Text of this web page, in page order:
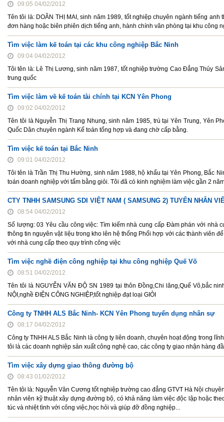
09:05 04/02/2012
Tên tôi là: DOÃN THỊ MAI, sinh năm 1989, tốt nghiệp chuyên ngành tiếng
đơn hàng hoặc biên phiên dịch tiếng anh, hành chính văn phòng tại khu công
Tìm việc làm kế toán tại các khu công nghiệp Bắc Ninh
09:04 04/02/2012
Tôi tên là: Lê Thị Lương, sinh năm 1987, tốt nghiệp trường Cao Đẳng Thủy
trung quốc
Tìm việc làm về kế toán tài chính tại KCN Yên Phong
09:02 04/02/2012
Tên tôi là Nguyễn Thị Trang Nhung, sinh năm 1985, trú tại Yên Trung, Yên
Quốc Dân chuyên ngành Kế toán tổng hợp và đang chờ cấp bằng.
Tìm việc kế toán tại Bắc Ninh
09:01 04/02/2012
Tôi tên là Trần Thị Thu Hường, sinh năm 1988, hộ khẩu tại Yên Phong, Bắc
toán doanh nghiệp với tấm bằng giỏi. Tôi đã có kinh nghiệm làm việc gần 2
CTY TNHH SAMSUNG SDI VIỆT NAM ( SAMSUNG 2) TUYỂN NHÂN
08:54 04/02/2012
Số lượng: 03 Yêu cầu công việc: Tìm kiếm nhà cung cấp Đàm phán với nhà
thông tin nguyên vật liệu trong kho lên hệ thống Phối hợp với các thành viên
với nhà cung cấp theo quy trình công việc
Tìm việc nghề điện công nghiệp tại khu công nghiệp Quế Võ
08:51 04/02/2012
Tên tôi là NGUYỄN VĂN ĐỘ SN 1989 tại thôn Đồng,Chi lăng,Quế Võ,bắc
NỘI,nghề ĐIỆN CÔNG NGHIỆP,tốt nghiệp đạt loại GIỎI
Công ty TNHH ALS Bắc Ninh- KCN Yên Phong tuyển dụng nhân sự
08:17 04/02/2012
Công ty TNHH ALS Bắc Ninh là công ty liên doanh, chuyên hoạt động trong
tôi là các doanh nghiệp sản xuất công nghệ cao, các công ty giao nhận hàng
Tìm việc xây dựng giao thông đường bộ
08:43 01/02/2012
Tên tôi là: Nguyễn Văn Cương tốt nghiệp trường cao đẳng GTVT Hà Nội
nhân viên kỹ thuật xây dựng đường bộ, có khả năng làm việc độc lập hoặc
túc và nhiệt tình với công việc,học hỏi và giúp đỡ đồng nghiệp...